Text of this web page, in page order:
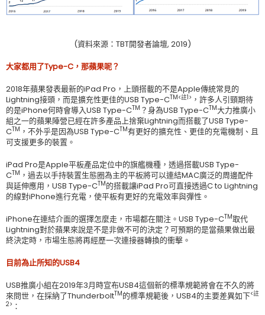
(資料來源：TBT開發者論壇, 2019)
大家都用了Type-C ，那蘋果呢？
2018年蘋果發表最新的iPad Pro，上頭搭載的不是Apple傳統常見的
Lightning接頭，而是擴充性更佳的USB Type-CTM<註1> ，許多人引頸期待
的是iPhone何時會導入USB Type-CTM ？身為USB Type-CTM大力推廣小
組之一的蘋果陣營已經在許多產品上捨棄Lightning而搭載了USB Type-
CTM ，不外乎是因為USB Type-CTM有更好的擴充性、更佳的充電機制、且
可支援更多的裝置。
iPad Pro是Apple平板產品定位中的旗艦機種，透過搭載USB Type-
CTM ，過去以手持裝置生態圈為主的平板將可以連結MAC廣泛的周邊配件
與延伸應用，USB Type-CTM的搭載讓iPad Pro可直接透過C to Lightning
的線對iPhone進行充電，使平板有更好的充電效率與彈性。
iPhone在連結介面的選擇怎麼走，市場都在關注。USB Type-CTM取代
Lightning對於蘋果來說是不是非做不可的決定？可預期的是當蘋果做出最
終決定時，市場生態將再經歷一次連接器轉換的衝擊。
目前為止所知的USB4
USB推廣小組在2019年3月時宣布USB4這個新的標準規範將會在不久的將
來問世，在採納了ThunderboltTM的標準規範後，USB4的主要差異如下<註
2> ：